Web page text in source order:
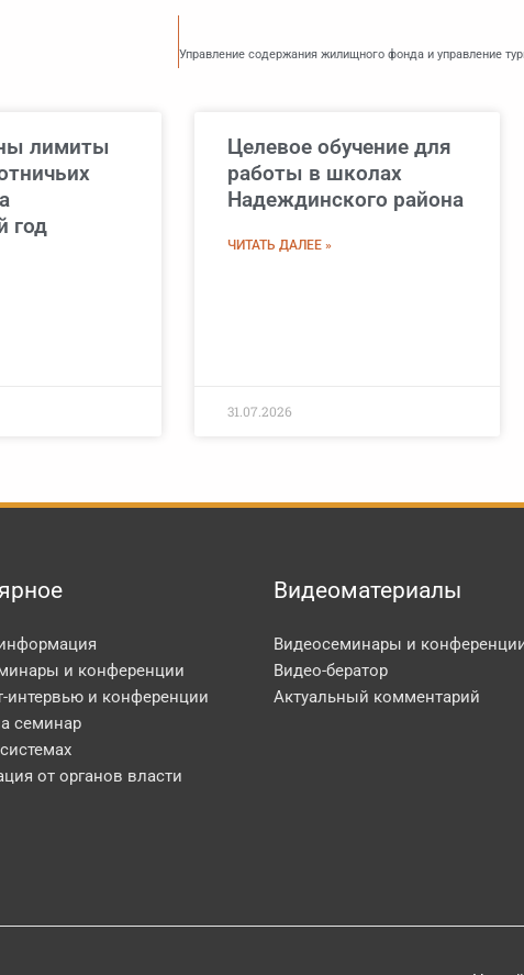
лимиты
год
Целевое обучение для
работы в школах
Надеждинского района
ЧИТАТЬ ДАЛЕЕ »
31.07.2026
и конференции
интервью и конференции
семинар
от органов власти
Видеоматериалы
Видеосеминары и
Видео-бератор
Актуальный комментарий